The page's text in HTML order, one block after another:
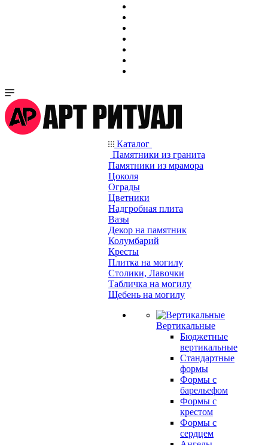
Каталог
Памятники из гранита
Памятники из мрамора
Цоколя
Ограды
Цветники
Надгробная плита
Вазы
Декор на памятник
Колумбарий
Кресты
Плитка на могилу
Столики, Лавочки
Табличка на могилу
Щебень на могилу
Вертикальные
Бюджетные
вертикальные
Стандартные
формы
Формы с
барельефом
Формы с
крестом
Формы с
сердцем